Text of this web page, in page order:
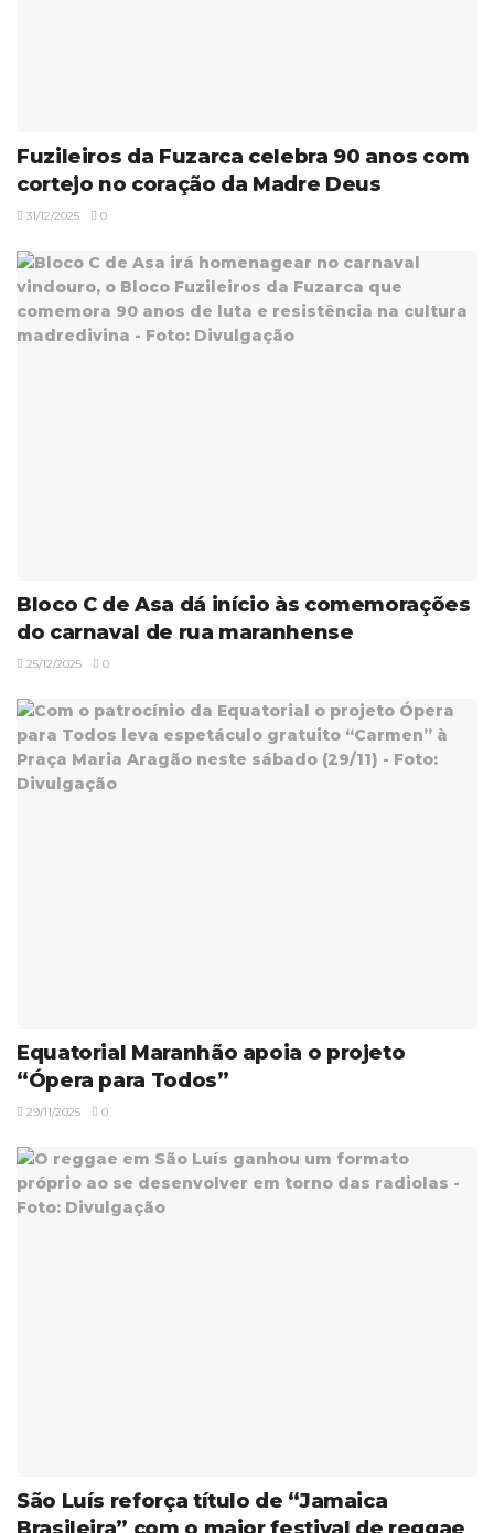
Fuzileiros da Fuzarca celebra 90 anos com
cortejo no coração da Madre Deus
31/12/2025 0
Bloco C de Asa dá início às comemorações
do carnaval de rua maranhense
25/12/2025 0
Equatorial Maranhão apoia o projeto
“Ópera para Todos”
29/11/2025 0
São Luís reforça título de “Jamaica
Brasileira” com o maior festival de reggae